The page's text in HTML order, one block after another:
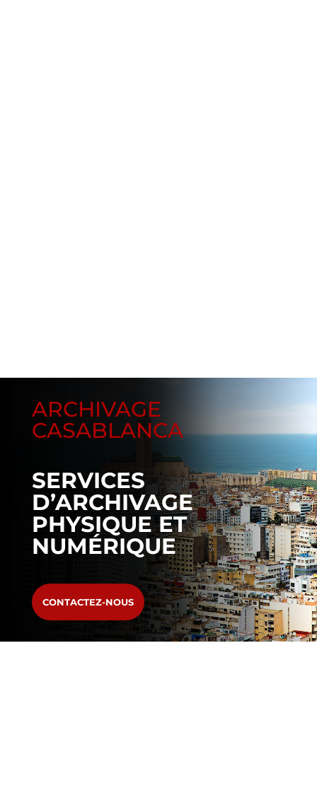
ARCHIVAGE
CASABLANCA
SERVICES
D’ARCHIVAGE
PHYSIQUE ET
NUMÉRIQUE
CONTACTEZ-NOUS